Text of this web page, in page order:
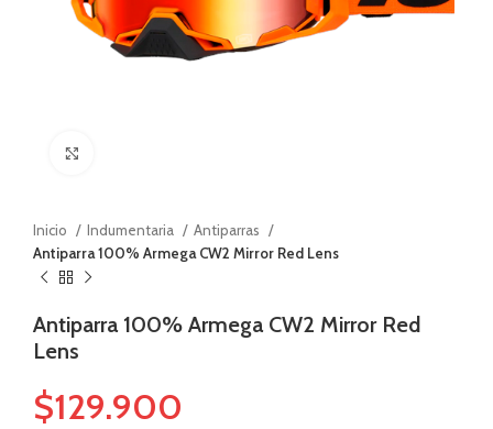
Inicio Indumentaria
Antiparras
Antiparra 100% Armega CW2 Mirror Red Lens
Antiparra 100% Armega CW2 Mirror Red
Lens
$129.900